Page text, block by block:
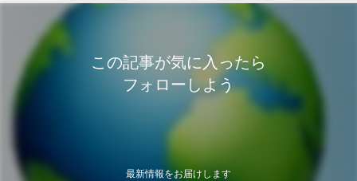
この記事が気に入ったら
フォローしよう
最新情報をお届けします